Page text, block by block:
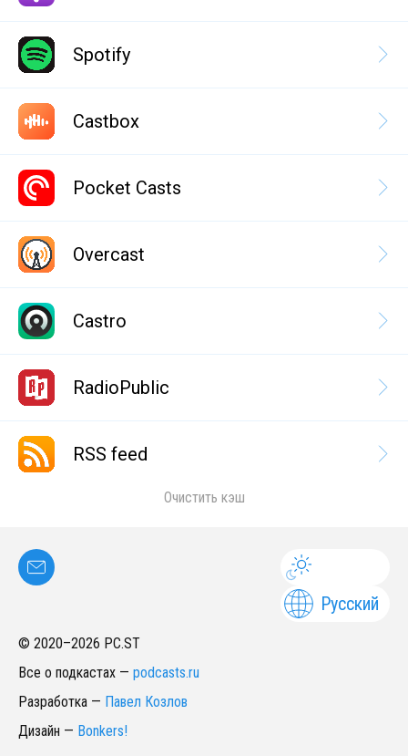
Spotify
Castbox
Pocket Casts
Overcast
Castro
RadioPublic
RSS feed
Очистить кэш
Русский
© 2020–2026 PC.ST
Все о подкастах — podcasts.ru
Разработка — Павел Козлов
Дизайн — Bonkers!